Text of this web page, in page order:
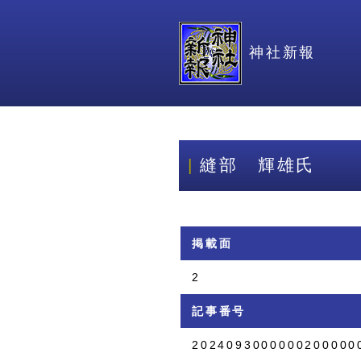
神社新報
縫部 輝雄氏
掲載面
2
記事番号